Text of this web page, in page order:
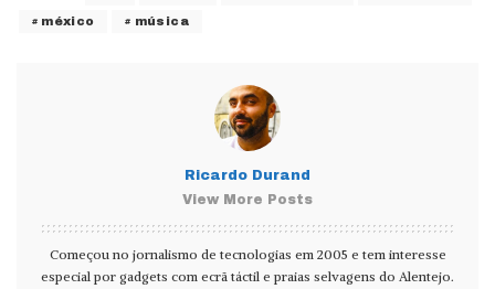
méxico música
Ricardo Durand
View More Posts
Começou no jornalismo de tecnologias em 2005 e tem interesse
especial por gadgets com ecrã táctil e praias selvagens do Alentejo.